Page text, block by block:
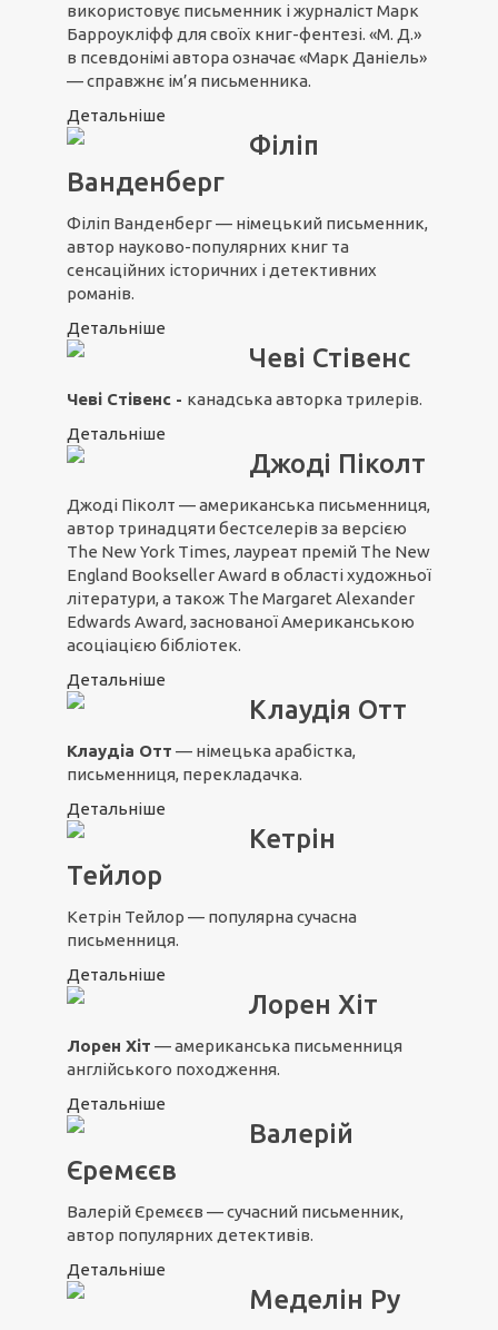
використовує письменник і журналіст Марк
Барроукліфф для своїх книг-фентезі. «М. Д.»
в псевдонімі автора означає «Марк Даніель»
— справжнє ім’я письменника.
Детальніше
Філіп
Ванденберг
Філіп Ванденберг — німецький письменник,
автор науково-популярних книг та
сенсаційних історичних і детективних
романів.
Детальніше
Чеві Стівенс
Чеві Стівенс - канадська авторка трилерів.
Детальніше
Джоді Піколт
Джоді Піколт — американська письменниця,
автор тринадцяти бестселерів за версією
The New York Times, лауреат премій The New
England Bookseller Award в області художньої
літератури, а також The Margaret Alexander
Edwards Award, заснованої Американською
асоціацією бібліотек.
Детальніше
Клаудія Отт
Клаудіа Отт — німецька арабістка,
письменниця, перекладачка.
Детальніше
Кетрін
Тейлор
Кетрін Тейлор — популярна сучасна
письменниця.
Детальніше
Лорен Хіт
Лорен Хіт — американська письменниця
англійського походження.
Детальніше
Валерій
Єремєєв
Валерій Єремєєв — сучасний письменник,
автор популярних детективів.
Детальніше
Меделін Ру